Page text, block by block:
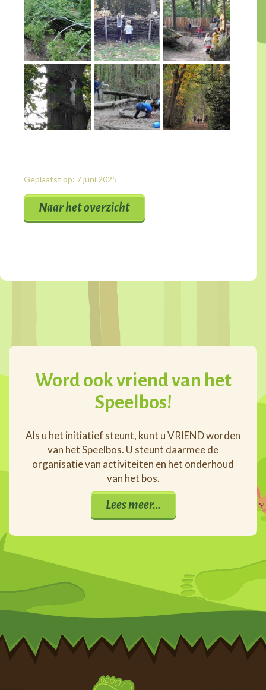
Geplaatst op: 7 juni 2025
Naar het overzicht
Word ook vriend van het
Speelbos!
Als u het initiatief steunt, kunt u VRIEND worden
van het Speelbos. U steunt daarmee de
organisatie van activiteiten en het onderhoud
van het bos.
Lees meer…